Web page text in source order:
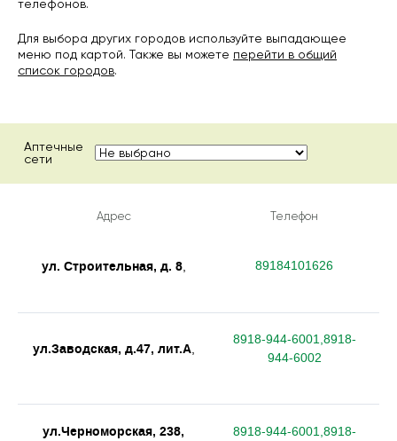
телефонов.
Для выбора других городов используйте выпадающее
меню под картой. Также вы можете перейти в общий
список городов.
Аптечные
сети
Адрес Телефон
ул. Строительная, д. 8, 89184101626
ул.Заводская, д.47, лит.А,
8918-944-6001,8918-
944-6002
ул.Черноморская, 238,
8918-944-6001,8918-